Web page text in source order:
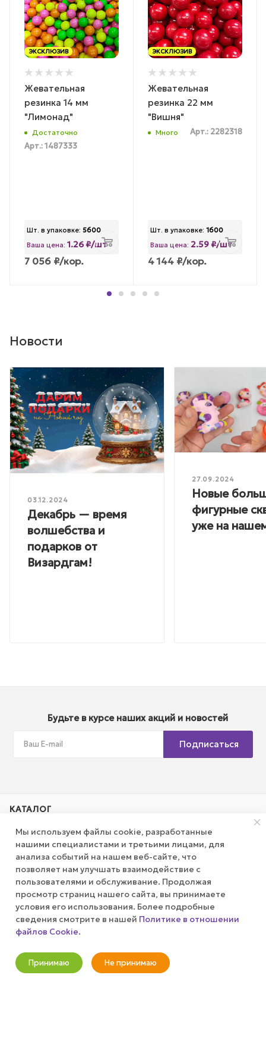
ЭКСКЛЮЗИВ
Жевательная
резинка 14 мм
"Лимонад"
Достаточно
Арт.: 1487333
Шт. в упаковке: 5600
Ваша цена: 1.26 ₽/шт
7 056 ₽/кор.
ЭКСКЛЮЗИВ
Жевательная
резинка 22 мм
"Вишня"
Много Арт.: 2282318
Шт. в упаковке: 1600
Ваша цена: 2.59 ₽/шт
4 144 ₽/кор.
Новости
03.12.2024
Декабрь — время
волшебства и
подарков от
Визардгам!
27.09.2024
Новые
фигурные
уже на
Будьте в курсе наших акций и новостей
Подписаться
КАТАЛОГ
КОМПАНИЯ
ПУБЛИЧНАЯ ОФЕРТА
КАК СДЕЛАТЬ ЗАКАЗ?
+7 (800) 100-37-51
Мы используем файлы cookie, разработанные
нашими специалистами и третьими лицами, для
анализа событий на нашем веб-сайте, что
позволяет нам улучшать взаимодействие с
пользователями и обслуживание. Продолжая
просмотр страниц нашего сайта, вы принимаете
условия его использования. Более подробные
сведения смотрите в нашей Политике в отношении
файлов Cookie.
Принимаю Не принимаю